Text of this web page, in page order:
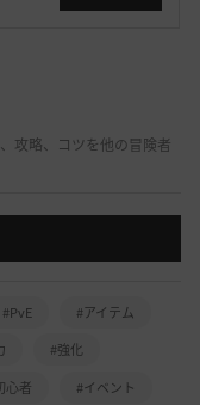
攻略、コツを他の冒険者
#PvE
#アイテム
#強化
心者 #イベント